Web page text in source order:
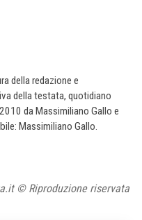
della redazione e
della testata, quotidiano
da Massimiliano Gallo e
Massimiliano Gallo.
© Riproduzione riservata